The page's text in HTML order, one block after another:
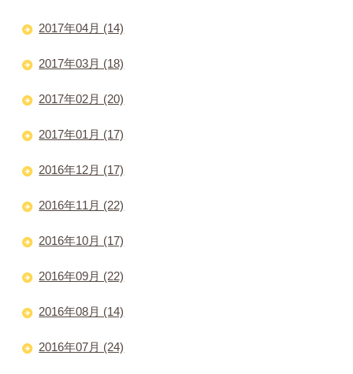
2017年04月 (14)
2017年03月 (18)
2017年02月 (20)
2017年01月 (17)
2016年12月 (17)
2016年11月 (22)
2016年10月 (17)
2016年09月 (22)
2016年08月 (14)
2016年07月 (24)